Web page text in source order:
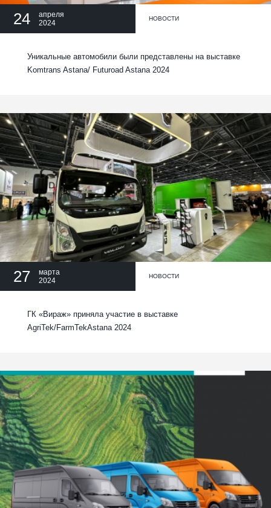
24
апреля
2024
НОВОСТИ
Уникальные автомобили были представлены на выставке
Komtrans Astana/ Futuroad Astana 2024
27
марта
2024
НОВОСТИ
ГК «Вираж» приняла участие в выставке
AgriTek/FarmTekAstana 2024